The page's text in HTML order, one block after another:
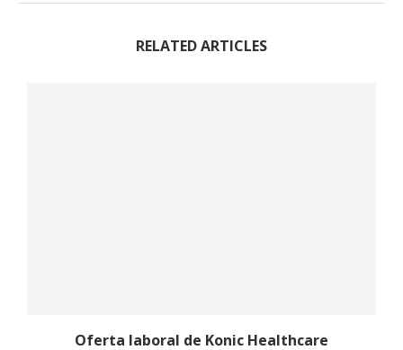
RELATED ARTICLES
Oferta laboral de Konic Healthcare